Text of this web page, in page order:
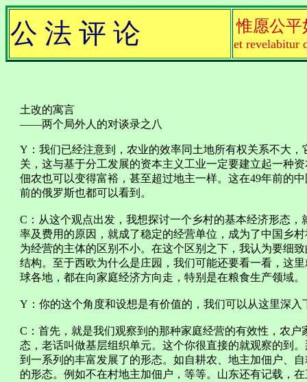
公 法 评 论 惟愿公平
et revelabitur
土改的寓言
——两个局外人的对谈录之八
Y：我们已经注意到，农业的效率同土地所有权关系不大
关，这与基于分工发展的资本主义工业一定要建立起一种
佃农也可以变得富裕，甚至超过地主一样。这在49年前的
前的俄罗斯也都可以看到。
C：从这个观点出发，我想探讨一个乡村的基本经济形态
率及费用的原因，就成了稳定的经营单位，成为了中国乡
为经营的主体的区别不小。在这个区别之下，我认为要细
结构。至于西欧为什么是庄园，我们可能还要看一看，这
球各地，都在向家庭经济方向走，特别是在粮食生产领域。
Y：你的这个角度和设想是有价值的，我们可以从这里深入
C：首先，就是我们观察到的那种家庭经营的有效性，农
态，老话叫做基层组织单元。这个你很直接的就观察的到
到一系列的丰富发展了的形态。如自耕农、地主加佃户、
的形态。例如不在村地主加佃户，等等。山东还有记载，